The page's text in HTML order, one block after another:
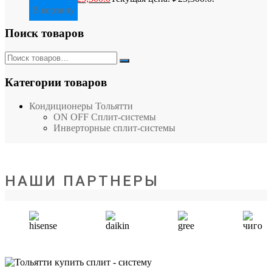
В корзину
Поиск товаров
Категории товаров
Кондиционеры Тольятти
ON OFF Сплит-системы
Инверторные сплит-системы
НАШИ ПАРТНЕРЫ